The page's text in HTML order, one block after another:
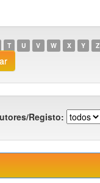
T U V W X Y Z
Registo: